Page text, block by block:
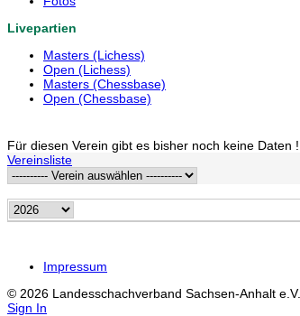
Livepartien
Masters (Lichess)
Open (Lichess)
Masters (Chessbase)
Open (Chessbase)
Für diesen Verein gibt es bisher noch keine Daten !
Vereinsliste
Impressum
© 2026 Landesschachverband Sachsen-Anhalt e.V.
Sign In